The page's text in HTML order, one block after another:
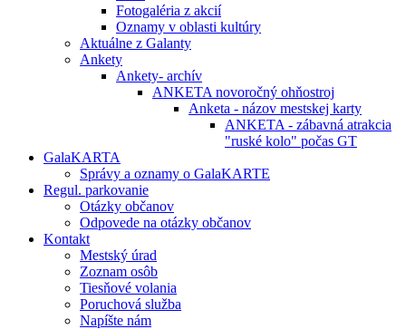
Fotogaléria z akcií
Oznamy v oblasti kultúry
Aktuálne z Galanty
Ankety
Ankety- archív
ANKETA novoročný ohňostroj
Anketa - názov mestskej karty
ANKETA - zábavná atrakcia
"ruské kolo" počas GT
GalaKARTA
Správy a oznamy o GalaKARTE
Regul. parkovanie
Otázky občanov
Odpovede na otázky občanov
Kontakt
Mestský úrad
Zoznam osôb
Tiesňové volania
Poruchová služba
Napíšte nám